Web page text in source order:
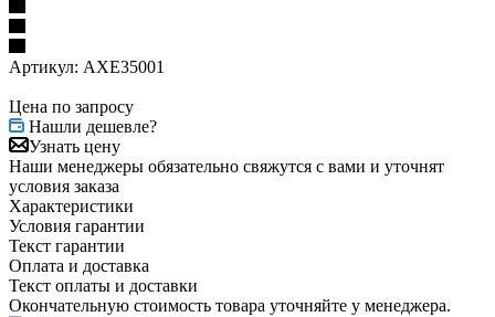
Артикул: AXE35001
Цена по запросу
Нашли дешевле?
Узнать цену
Наши менеджеры обязательно свяжутся с вами и уточнят
условия заказа
Характеристики
Условия гарантии
Текст гарантии
Оплата и доставка
Текст оплаты и доставки
Окончательную стоимость товара уточняйте у менеджера.